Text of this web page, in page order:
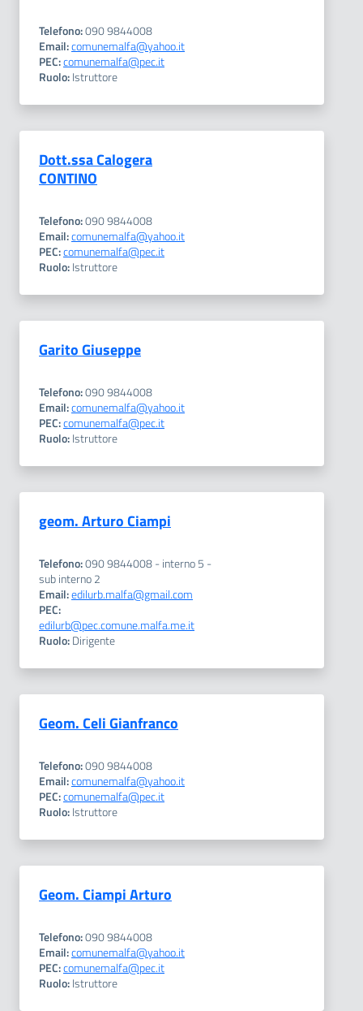
Telefono:090 9844008
Email:comunemalfa@yahoo.it
PEC:comunemalfa@pec.it
Ruolo:Istruttore
Dott.ssa Calogera
CONTINO
Telefono:090 9844008
Email:comunemalfa@yahoo.it
PEC:comunemalfa@pec.it
Ruolo:Istruttore
Garito Giuseppe
Telefono:090 9844008
Email:comunemalfa@yahoo.it
PEC:comunemalfa@pec.it
Ruolo:Istruttore
geom. Arturo Ciampi
Telefono:090 9844008 - interno 5 -
sub interno 2
Email:edilurb.malfa@gmail.com
PEC:
edilurb@pec.comune.malfa.me.it
Ruolo:Dirigente
Geom. Celi Gianfranco
Telefono:090 9844008
Email:comunemalfa@yahoo.it
PEC:comunemalfa@pec.it
Ruolo:Istruttore
Geom. Ciampi Arturo
Telefono:090 9844008
Email:comunemalfa@yahoo.it
PEC:comunemalfa@pec.it
Ruolo:Istruttore